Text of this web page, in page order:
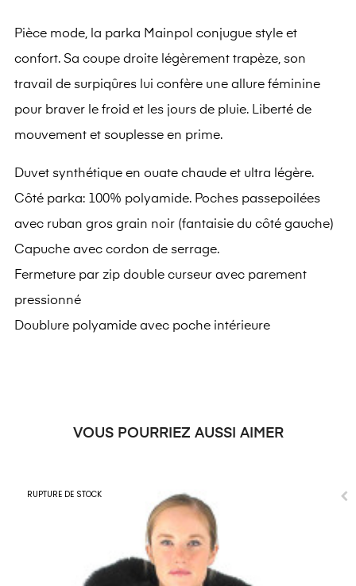
Pièce mode, la parka Mainpol conjugue style et
confort. Sa coupe droite légèrement trapèze, son
travail de surpiqûres lui confère une allure féminine
pour braver le froid et les jours de pluie. Liberté de
mouvement et souplesse en prime.
Duvet synthétique en ouate chaude et ultra légère.
Côté parka: 100% polyamide. Poches passepoilées
avec ruban gros grain noir (fantaisie du côté gauche)
Capuche avec cordon de serrage.
Fermeture par zip double curseur avec parement
pressionné
Doublure polyamide avec poche intérieure
VOUS POURRIEZ AUSSI AIMER
RUPTURE DE STOCK